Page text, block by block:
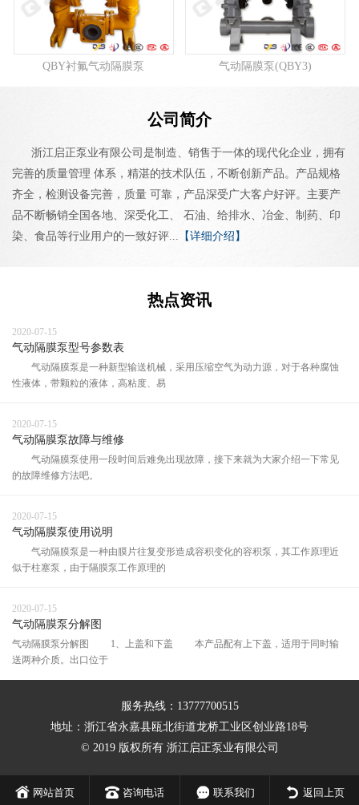
QBY衬氟气动隔膜泵 气动隔膜泵(QBY3)
公司简介
浙江启正泵业有限公司是制造、销售于一体的现代化企业，拥有
完善的质量管理 体系，精湛的技术队伍，不断创新产品。产品规格
齐全，检测设备完善，质量 可靠，产品深受广大客户好评。主要产
品不断畅销全国各地、深受化工、 石油、给排水、冶金、制药、印
染、食品等行业用户的一致好评... 【详细介绍】
热点资讯
2020-07-15
气动隔膜泵型号参数表
气动隔膜泵是一种新型输送机械，采用压缩空气为动力源，对于各种腐蚀
性液体，带颗粒的液体，高粘度、易
2020-07-15
气动隔膜泵故障与维修
气动隔膜泵使用一段时间后难免出现故障，接下来就为大家介绍一下常见
的故障维修方法吧。
2020-07-15
气动隔膜泵使用说明
气动隔膜泵是一种由膜片往复变形造成容积变化的容积泵，其工作原理近
似于柱塞泵，由于隔膜泵工作原理的
2020-07-15
气动隔膜泵分解图
气动隔膜泵分解图 1、上盖和下盖 本产品配有上下盖，适用于同时输
送两种介质。出口位于
服务热线：13777700515
地址：浙江省永嘉县瓯北街道龙桥工业区创业路18号
© 2019 版权所有 浙江启正泵业有限公司
网站首页 咨询电话 联系我们 返回上页